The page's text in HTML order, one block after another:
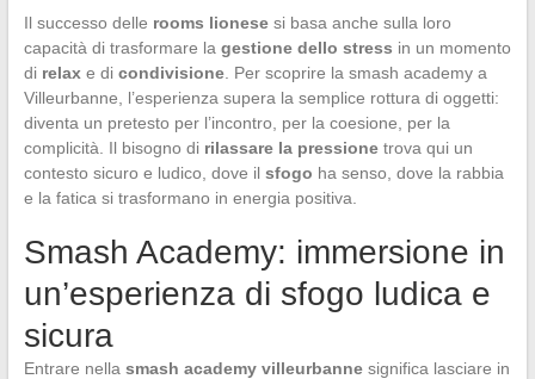
Il successo delle rooms lionesesi basa anche sulla loro
capacità di trasformare la gestione dello stress in un momento
di relaxe di condivisione. Per scoprire la smash academy a
Villeurbanne, l’esperienza supera la semplice rottura di oggetti:
diventa un pretesto per l’incontro, per la coesione, per la
complicità. Il bisogno di rilassare la pressionetrova qui un
contesto sicuro e ludico, dove il sfogo ha senso, dove la rabbia
e la fatica si trasformano in energia positiva.
Smash Academy: immersione in
un’esperienza di sfogo ludica e
sicura
Entrare nella smash academy villeurbannesignifica lasciare in